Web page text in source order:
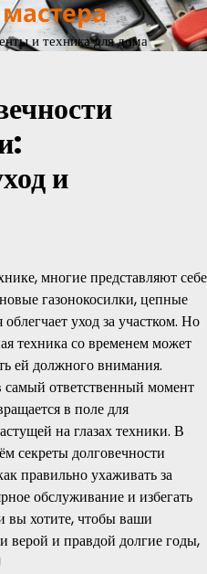
и техника для дома
и
многие представляют себе
газонокосилки, цепные
уход за участком. Но
техника со временем может
ей должного внимания.
самый ответственный момент
в поле для
на глазах техники. В
секреты долговечности
правильно ухаживать за
обслуживание и избегать
вы хотите, чтобы ваши
и правдой долгие годы,